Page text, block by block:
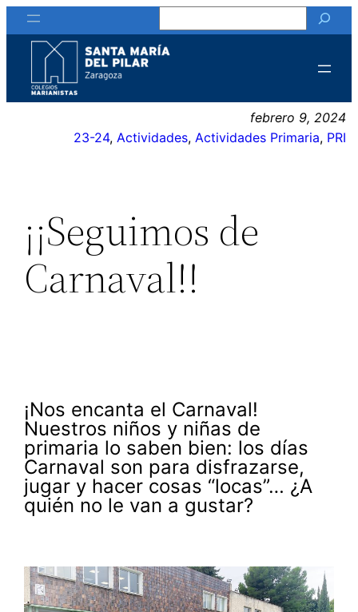
Saltar
al
contenido
febrero 9, 2024
23-24, Actividades, Actividades Primaria, PRI
¡¡Seguimos de
Carnaval!!
¡Nos encanta el Carnaval!
Nuestros niños y niñas de
primaria lo saben bien: los días
Carnaval son para disfrazarse,
jugar y hacer cosas “locas”… ¿A
quién no le van a gustar?